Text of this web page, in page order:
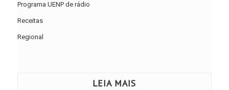
Programa UENP de rádio
Receitas
Regional
LEIA MAIS